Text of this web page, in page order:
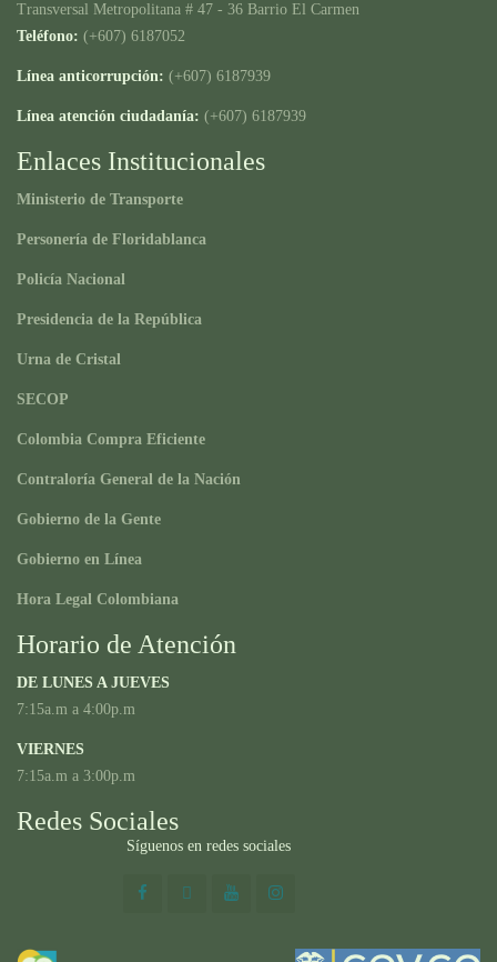
Transversal Metropolitana # 47 - 36 Barrio El Carmen
Teléfono: (+607) 6187052
Línea anticorrupción: (+607) 6187939
Línea atención ciudadanía: (+607) 6187939
Enlaces Institucionales
Ministerio de Transporte
Personería de Floridablanca
Policía Nacional
Presidencia de la República
Urna de Cristal
SECOP
Colombia Compra Eficiente
Contraloría General de la Nación
Gobierno de la Gente
Gobierno en Línea
Hora Legal Colombiana
Horario de Atención
DE LUNES A JUEVES
7:15a.m a 4:00p.m
VIERNES
7:15a.m a 3:00p.m
Redes Sociales
Síguenos en redes sociales